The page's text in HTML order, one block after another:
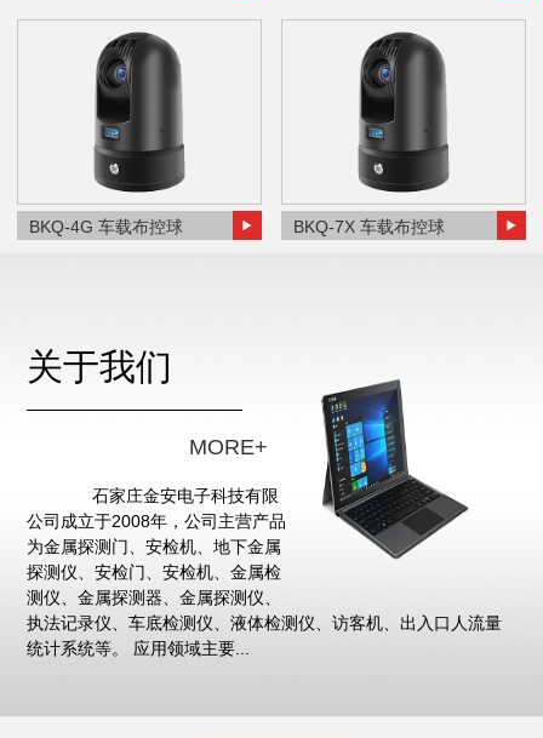
BKQ-4G 车载布控球 BKQ-7X 车载布控球
关于我们
MORE+
石家庄金安电子科技有限
公司成立于2008年，公司主营产品
为金属探测门、安检机、地下金属
探测仪、安检门、安检机、金属检
测仪、金属探测器、金属探测仪、
执法记录仪、车底检测仪、液体检测仪、访客机、出入口人流量
统计系统等。 应用领域主要...